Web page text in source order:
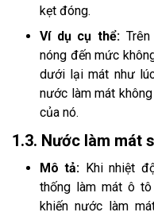
kẹt đóng.
Ví dụ cụ thể:
nóng đến mức
dưới lại mát như
nước làm mát
của nó.
1.3. Nước làm mát
Mô tả: Khi nhiệt
thống làm mát ô
khiến nước làm